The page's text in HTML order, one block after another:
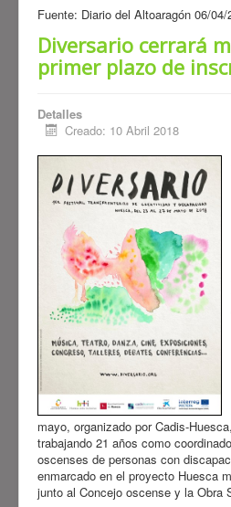
Fuente: Diario del Altoaragón 06/04/
Diversario cerrará
primer plazo de
Detalles
Creado: 10 Abril 2018
mayo, organizado por Cadis-
trabajando 21 años como
oscenses de personas con
enmarcado en el proyecto Huesca
junto al Concejo oscense y la Obra